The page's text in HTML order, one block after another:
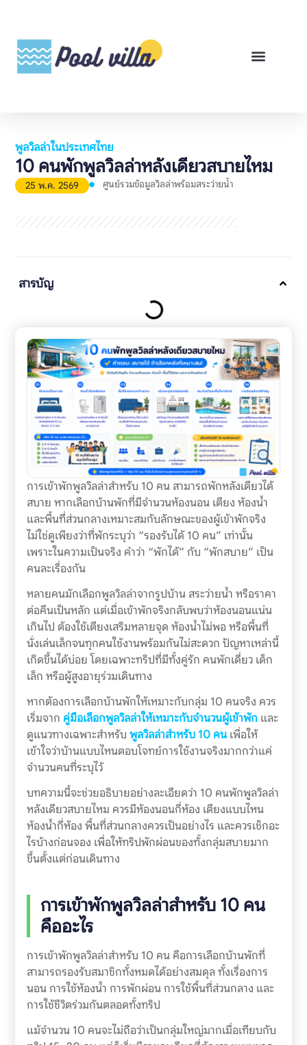
พูลวิลล่าในประเทศไทย
10 คนพักพูลวิลล่าหลังเดียวสบายไหม
25 พ.ค. 2569 ศูนย์รวมข้อมูลวิลล่าพร้อมสระว่ายน้ำ
สารบัญ
การเข้าพักพูลวิลล่าสำหรับ 10 คน สามารถพักหลังเดียวได้
สบาย หากเลือกบ้านพักที่มีจำนวนห้องนอน เตียง ห้องน้ำ
และพื้นที่ส่วนกลางเหมาะสมกับลักษณะของผู้เข้าพักจริง
ไม่ใช่ดูเพียงว่าที่พักระบุว่า “รองรับได้ 10 คน” เท่านั้น
เพราะในความเป็นจริง คำว่า “พักได้” กับ “พักสบาย” เป็น
คนละเรื่องกัน
หลายคนมักเลือกพูลวิลล่าจากรูปบ้าน สระว่ายน้ำ หรือราคา
ต่อคืนเป็นหลัก แต่เมื่อเข้าพักจริงกลับพบว่าห้องนอนแน่น
เกินไป ต้องใช้เตียงเสริมหลายจุด ห้องน้ำไม่พอ หรือพื้นที่
นั่งเล่นเล็กจนทุกคนใช้งานพร้อมกันไม่สะดวก ปัญหาเหล่านี้
เกิดขึ้นได้บ่อย โดยเฉพาะทริปที่มีทั้งคู่รัก คนพักเดี่ยว เด็ก
เล็ก หรือผู้สูงอายุร่วมเดินทาง
หากต้องการเลือกบ้านพักให้เหมาะกับกลุ่ม 10 คนจริง ควร
เริ่มจาก คู่มือเลือกพูลวิลล่าให้เหมาะกับจำนวนผู้เข้าพักและ
ดูแนวทางเฉพาะสำหรับ พูลวิลล่าสำหรับ 10 คนเพื่อให้
เข้าใจว่าบ้านแบบไหนตอบโจทย์การใช้งานจริงมากกว่าแค่
จำนวนคนที่ระบุไว้
บทความนี้จะช่วยอธิบายอย่างละเอียดว่า 10 คนพักพูลวิลล่า
หลังเดียวสบายไหม ควรมีห้องนอนกี่ห้อง เตียงแบบไหน
ห้องน้ำกี่ห้อง พื้นที่ส่วนกลางควรเป็นอย่างไร และควรเช็กอะ
ไรบ้างก่อนจอง เพื่อให้ทริปพักผ่อนของทั้งกลุ่มสบายมาก
ขึ้นตั้งแต่ก่อนเดินทาง
การเข้าพักพูลวิลล่าสำหรับ 10 คน
คืออะไร
การเข้าพักพูลวิลล่าสำหรับ 10 คน คือการเลือกบ้านพักที่
สามารถรองรับสมาชิกทั้งหมดได้อย่างสมดุล ทั้งเรื่องการ
นอน การใช้ห้องน้ำ การพักผ่อน การใช้พื้นที่ส่วนกลาง และ
การใช้ชีวิตร่วมกันตลอดทั้งทริป
แม้จำนวน 10 คนจะไม่ถือว่าเป็นกลุ่มใหญ่มากเมื่อเทียบกับ